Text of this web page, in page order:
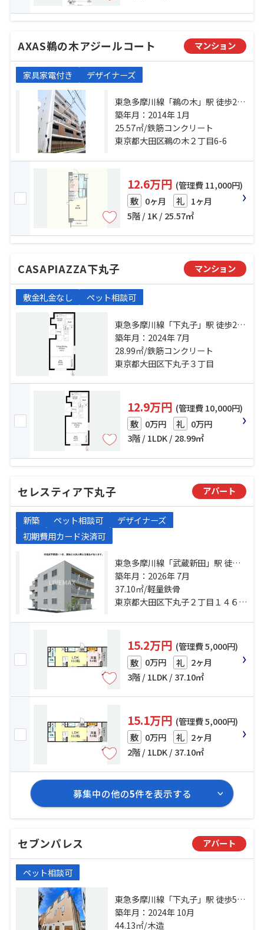
AXAS鵜の木アジールコート マンション
家具家電付き デザイナーズ
東急多摩川線「鵜の木」駅 徒歩2分
東急多摩川線「下丸子」駅 徒歩7分
東急池上線「久が原」駅 徒歩11分
築年月：2014年 1月
25.57㎡/鉄筋コンクリート
東京都大田区鵜の木２丁目6-6
12.6万円 (管理費 11,000円)
敷 0ヶ月 礼 1ヶ月
5階 / 1K / 25.57㎡
CASAPIAZZA下丸子 マンション
敷金礼金なし ペット相談可
東急多摩川線「下丸子」駅 徒歩2分
東急池上線「千鳥町」駅 徒歩11分
東急多摩川線「鵜の木」駅 徒歩9分
築年月：2024年 7月
28.99㎡/鉄筋コンクリート
東京都大田区下丸子３丁目
12.9万円 (管理費 10,000円)
敷 0万円 礼 0万円
3階 / 1LDK / 28.99㎡
セレスティア下丸子 アパート
新築 ペット相談可
デザイナーズ
初期費用カード決済可
東急多摩川線「武蔵新田」駅 徒歩7
分 東急多摩川線「下丸子」駅 徒歩8
分 東急池上線「千鳥町」駅 徒歩12
分
築年月：2026年 7月
37.10㎡/軽量鉄骨
東京都大田区下丸子２丁目１４６-１
15.2万円 (管理費 5,000円)
敷 0万円 礼 2ヶ月
3階 / 1LDK / 37.10㎡
15.1万円 (管理費 5,000円)
敷 0万円 礼 2ヶ月
2階 / 1LDK / 37.10㎡
募集中の他の5件を表示する
セブンパレス アパート
ペット相談可
東急多摩川線「下丸子」駅 徒歩5分
東急多摩川線「鵜の木」駅 徒歩7分
東急池上線「千鳥町」駅 徒歩12分
築年月：2024年 10月
44.13㎡/木造